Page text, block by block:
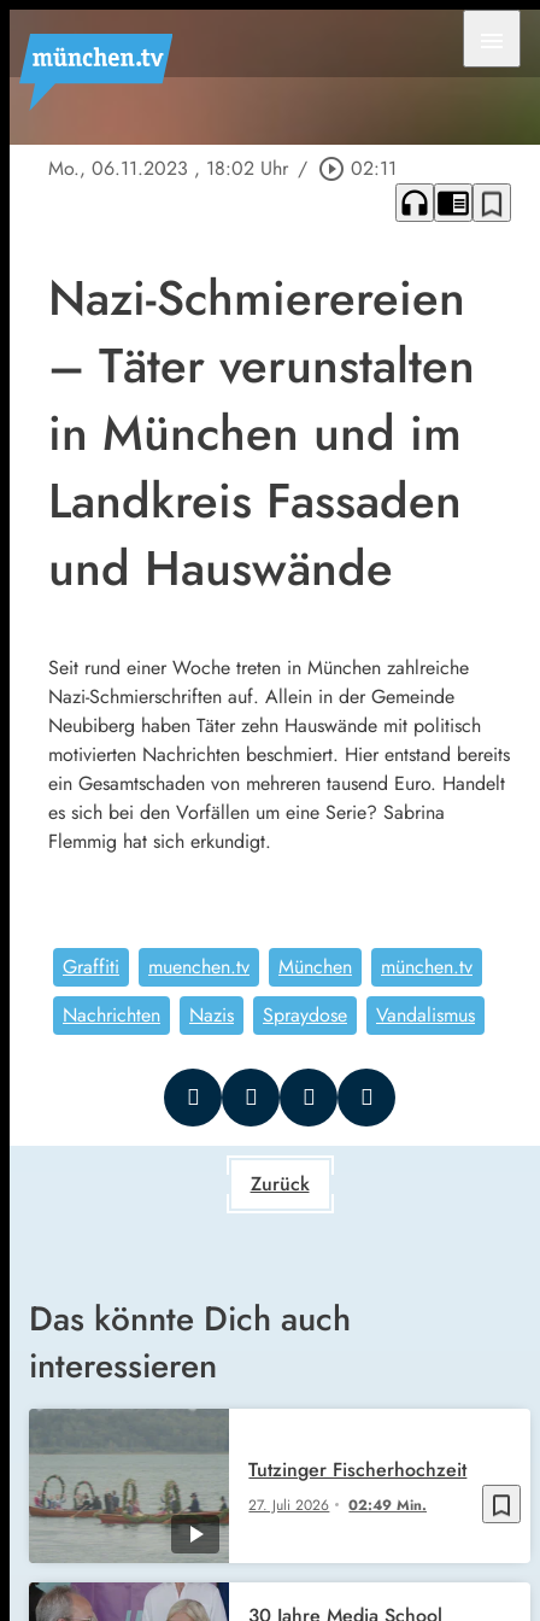
Mo., 06.11.2023 , 18:02 Uhr / play_circle_outline 02:11
headphones chrome_reader_mode bookmark_border
Nazi-Schmierereien
– Täter verunstalten
in München und im
Landkreis Fassaden
und Hauswände
Seit rund einer Woche treten in München zahlreiche
Nazi-Schmierschriften auf. Allein in der Gemeinde
Neubiberg haben Täter zehn Hauswände mit politisch
motivierten Nachrichten beschmiert. Hier entstand bereits
ein Gesamtschaden von mehreren tausend Euro. Handelt
es sich bei den Vorfällen um eine Serie? Sabrina
Flemmig hat sich erkundigt.
Graffiti muenchen.tv München
münchen.tv
Nachrichten
Nazis Spraydose Vandalismus
Zurück
Das könnte Dich auch
interessieren
bookmark_border
27. Juli 2026 02:49 Min.
Tutzinger Fischerhochzeit
30 Jahre Media School